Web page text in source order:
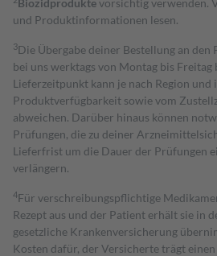
Biozidproduktevorsichtig verwenden.
und Produktinformationen lesen.
3Die Übergabe deiner Bestellung an
bei uns werktags von Montag bis Freitag
Lieferzeitpunkt kann je nach Region und
Produktverfügbarkeit sowie vom
abweichen. Darüber hinaus können
Prüfungen, die zu deiner
Lieferfrist um die Dauer der Prüfungen
verlängern.
4Für verschreibungspflichtige
Rezept aus und der Patient erhält sie in
gesetzliche Krankenversicherung
Kosten dafür, der Versicherte trägt